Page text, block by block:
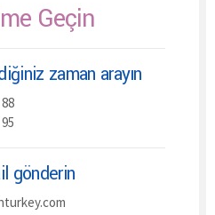
Geçin
zaman arayın
gönderin